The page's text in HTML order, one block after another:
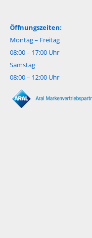
Öffnungszeiten:
Montag – Freitag
08:00 – 17:00 Uhr
Samstag
08:00 – 12:00 Uhr